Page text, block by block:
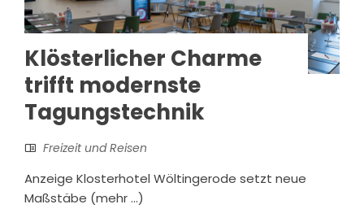
Klösterlicher Charme
trifft modernste
Tagungstechnik
Freizeit und Reisen
Anzeige Klosterhotel Wöltingerode setzt neue
Maßstäbe (mehr …)